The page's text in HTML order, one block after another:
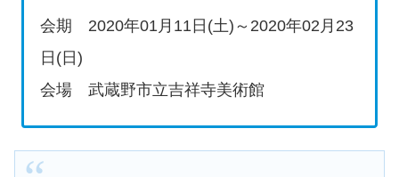
会期 2020年01月11日(土)～2020年02月23
日(日)
会場 武蔵野市立吉祥寺美術館